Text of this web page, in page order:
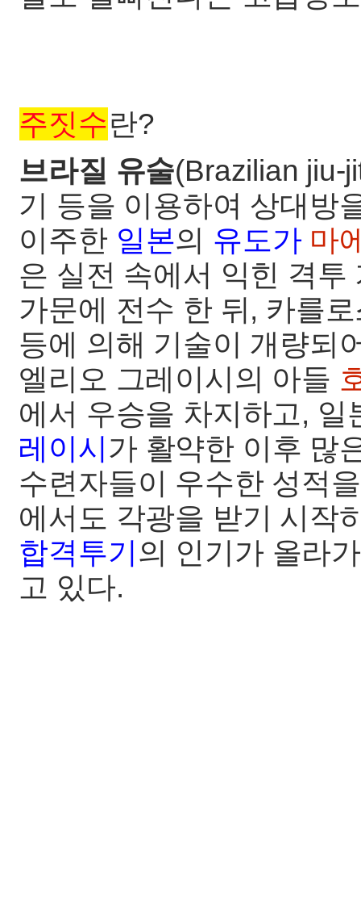
주짓수란?
브라질 유술(Brazilian jiu-
기 등을 이용하여 상대방
이주한 일본의 유도가 마
은 실전 속에서 익힌 격
가문에 전수 한 뒤, 카를
등에 의해 기술이 개량되
엘리오 그레이시의 아들
에서 우승을 차지하고,
레이시 가 활약한 이후 많
수련자들이 우수한 성적
에서도 각광을 받기 시작
합격투기 의 인기가 올라
고 있다.